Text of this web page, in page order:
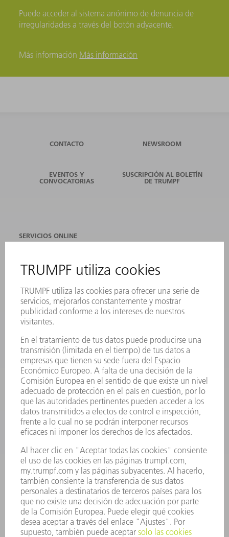
Puede acceder al sistema anónimo de denuncia de
irregularidades a través del botón adyacente.
Más información Más información
CONTACTO NEWSROOM
EVENTOS Y
CONVOCATORIAS
SUSCRIPCIÓN AL BOLETÍN
DE TRUMPF
SERVICIOS ONLINE
EVENTOS Y CONVOCATORIAS
REGISTRO PARA EL BOLETÍN INFORMATIVO
FICHAS TÉCNICAS DE SEGURIDAD
PRODUCTOS
MÁQUINAS Y SISTEMAS
LÁSER
HERRAMIENTAS PORTÁTILES
FÁBRICA INTELIGENTE
SOFTWARE
SERVICIOS
APLICACIONES
SECTORES
EMPRESA
CARRERA PROFESIONAL
OFERTAS DE TRABAJO
PERFIL DE LA EMPRESA
INFORME ANUAL
PRINCIPIOS CORPORATIVOS
CUMPLIMIENTO
SISTEMA DE INFORMADORES
SEGURIDAD
COMUNICADOS DE PRENSA
REVISTAS
SOSTENIBILIDAD
MEDIO AMBIENTE Y CLIMA